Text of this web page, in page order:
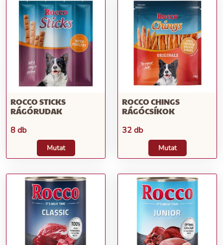
ROCCO STICKS
RÁGÓRUDAK
8 db
Mutat
ROCCO CHINGS
RÁGÓCSÍKOK
32 db
Mutat